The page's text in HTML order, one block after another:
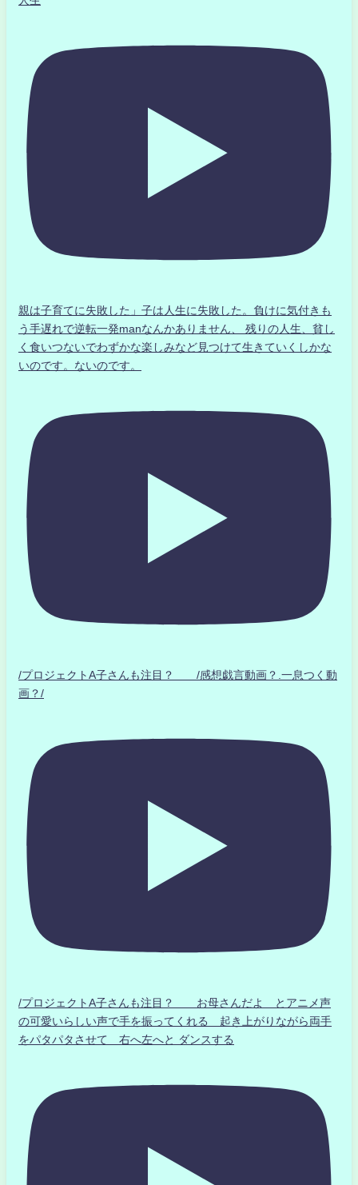
親は子育てに失敗した」子は人生に失敗した。負けに気付きも
う手遅れで逆転一発manなんかありません、 残りの人生、貧し
く食いつないでわずかな楽しみなど見つけて生きていくしかな
いのです。ないのです。
/プロジェクトA子さんも注目？ /感想戯言動画？.一息つく動
画？/
/プロジェクトA子さんも注目？ お母さんだよ とアニメ声
の可愛いらしい声で手を振ってくれる 起き上がりながら両手
をパタパタさせて 右へ左へと ダンスする